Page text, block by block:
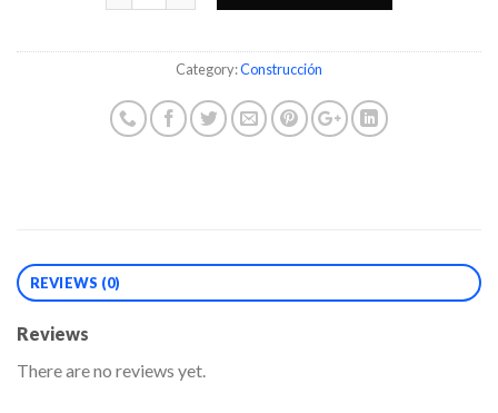
Category:Construcción
REVIEWS (0)
Reviews
There are no reviews yet.